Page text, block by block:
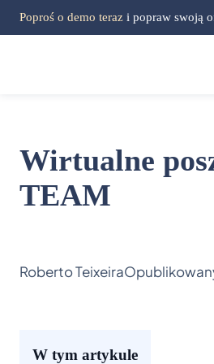
Poproś o demo teraz i popraw swoją
Wirtualne
TEAM
Roberto Teixeira
W tym artykule